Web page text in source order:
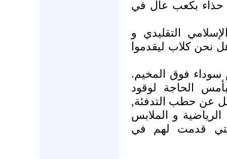
حذاء بكعب عال في
التقليدي و
نحن كلاب ليقدموا
فوق المخيم.
الحاجة لوقود
عن حطب التدفئة,
و الملابس
قدمت لهم في